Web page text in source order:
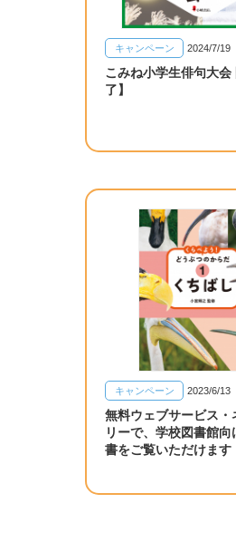
キャンペーン 2024/7/19
こみね小学生俳句大会
了】
キャンペーン 2023/6/13
無料ウェブサービス・
リーで、学校図書館向
書をご覧いただけます